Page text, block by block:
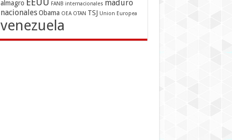
almagro FANB internacionales maduro
nacionales Obama OEA OTAN TSJ Union Europea
venezuela